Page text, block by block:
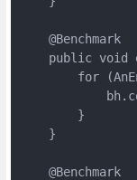
    @Benchmark
public void
for
        }
    }
    @Benchmark